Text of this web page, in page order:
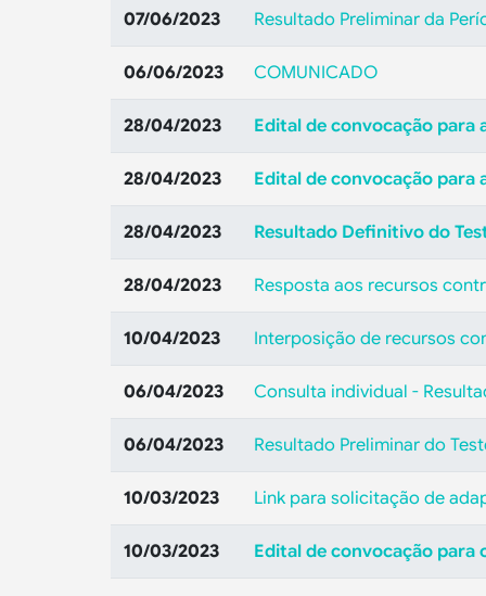
07/06/2023 Resultado Preliminar da
06/06/2023 COMUNICADO
28/04/2023 Edital de convocação
28/04/2023 Edital de convocação para
28/04/2023 Resultado Definitivo do
28/04/2023 Resposta aos recursos
10/04/2023 Interposição de recursos
06/04/2023 Consulta individual -
06/04/2023 Resultado Preliminar do
10/03/2023 Link para solicitação de
10/03/2023 Edital de convocação para